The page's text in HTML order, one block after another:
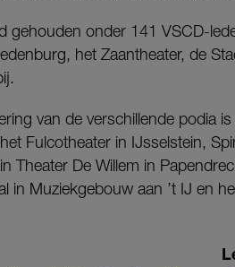
gehouden onder 141 VSCD-
het Zaantheater, de
van de verschillende podia
Fulcotheater in IJsselstein,
Theater De Willem in
in Muziekgebouw aan ’t IJ en